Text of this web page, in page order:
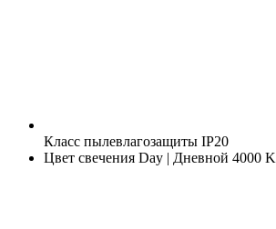
Класс пылевлагозащиты IP20
Цвет свечения Day | Дневной 4000 K